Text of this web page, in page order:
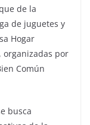
de la
de juguetes y
Hogar
organizadas por
Común
busca